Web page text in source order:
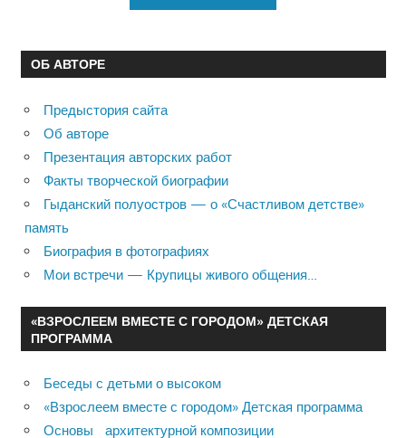
ОБ АВТОРЕ
Предыстория сайта
Об авторе
Презентация авторских работ
Факты творческой биографии
Гыданский полуостров — о «Счастливом детстве»
память
Биография в фотографиях
Мои встречи — Крупицы живого общения…
«ВЗРОСЛЕЕМ ВМЕСТЕ С ГОРОДОМ» ДЕТСКАЯ
ПРОГРАММА
Беседы с детьми о высоком
«Взрослеем вместе с городом» Детская программа
Основы архитектурной композиции